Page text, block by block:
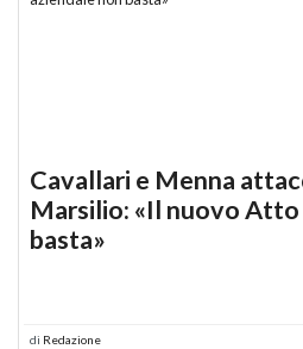
Cavallari e Menna
Marsilio: «Il nuovo Atto
basta»
di Redazione